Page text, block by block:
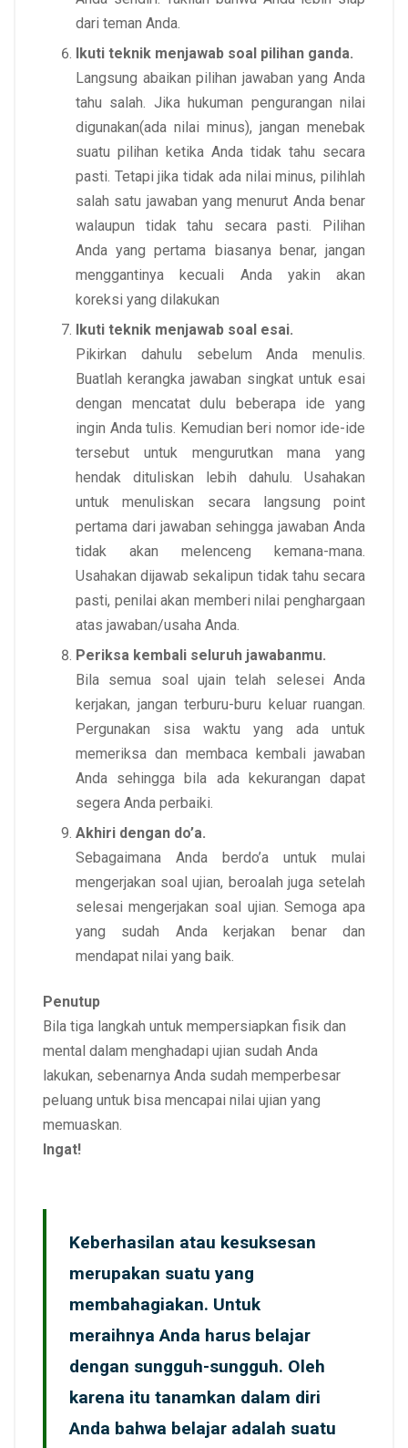
dari teman Anda.
Ikuti teknik menjawab soal pilihan ganda.
Langsung abaikan pilihan jawaban yang Anda
tahu salah. Jika hukuman pengurangan nilai
digunakan(ada nilai minus), jangan menebak
suatu pilihan ketika Anda tidak tahu secara
pasti. Tetapi jika tidak ada nilai minus, pilihlah
salah satu jawaban yang menurut Anda benar
walaupun tidak tahu secara pasti. Pilihan
Anda yang pertama biasanya benar, jangan
menggantinya kecuali Anda yakin akan
koreksi yang dilakukan
Ikuti teknik menjawab soal esai.
Pikirkan dahulu sebelum Anda menulis.
Buatlah kerangka jawaban singkat untuk esai
dengan mencatat dulu beberapa ide yang
ingin Anda tulis. Kemudian beri nomor ide-ide
tersebut untuk mengurutkan mana yang
hendak dituliskan lebih dahulu. Usahakan
untuk menuliskan secara langsung point
pertama dari jawaban sehingga jawaban Anda
tidak akan melenceng kemana-mana.
Usahakan dijawab sekalipun tidak tahu secara
pasti, penilai akan memberi nilai penghargaan
atas jawaban/usaha Anda.
Periksa kembali seluruh jawabanmu.
Bila semua soal ujain telah selesei Anda
kerjakan, jangan terburu-buru keluar ruangan.
Pergunakan sisa waktu yang ada untuk
memeriksa dan membaca kembali jawaban
Anda sehingga bila ada kekurangan dapat
segera Anda perbaiki.
Akhiri dengan do’a.
Sebagaimana Anda berdo’a untuk mulai
mengerjakan soal ujian, beroalah juga setelah
selesai mengerjakan soal ujian. Semoga apa
yang sudah Anda kerjakan benar dan
mendapat nilai yang baik.
Penutup
Bila tiga langkah untuk mempersiapkan fisik dan
mental dalam menghadapi ujian sudah Anda
lakukan, sebenarnya Anda sudah memperbesar
peluang untuk bisa mencapai nilai ujian yang
memuaskan.
Ingat!
Keberhasilan atau kesuksesan
merupakan suatu yang
membahagiakan. Untuk
meraihnya Anda harus belajar
dengan sungguh-sungguh. Oleh
karena itu tanamkan dalam diri
Anda bahwa belajar adalah suatu